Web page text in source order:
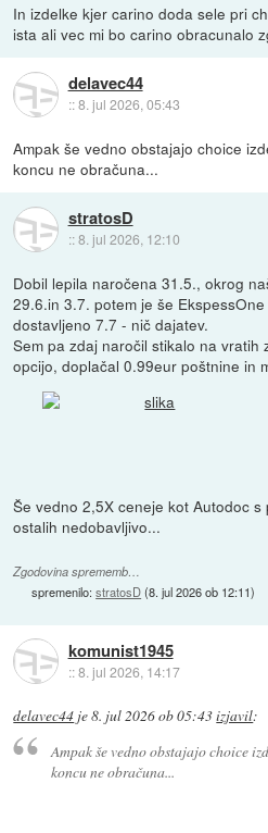
In izdelke kjer carino doda sele pri
ista ali vec mi bo carino obracunalo
delavec44
::8. jul 2026, 05:43
Ampak še vedno obstajajo choice
koncu ne obračuna...
stratosD
::8. jul 2026, 12:10
Dobil lepila naročena 31.5., okrog
29.6.in 3.7. potem je še
dostavljeno 7.7 - nič dajatev.
Sem pa zdaj naročil stikalo na vratih
opcijo, doplačal 0.99eur poštnine in
Še vedno 2,5X ceneje kot Autodoc
ostalih nedobavljivo...
Zgodovina sprememb…
spremenilo:stratosD(8. jul 2026 ob 12:11)
komunist1945
::8. jul 2026, 14:17
delavec44 je8. jul 2026 ob 05:43izjavil:
Ampak še vedno obstajajo choice
koncu ne obračuna...